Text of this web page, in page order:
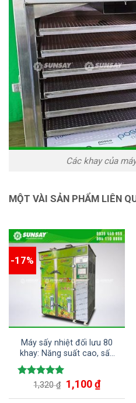
Các khay của
MỘT VÀI SẢN PHẨM LIÊN
-17%
Máy sấy nhiệt đối lưu 80
khay: Năng suất cao, sấy
nhanh, tiết kiệm điện
Được xếp
1,320₫ 1,100₫